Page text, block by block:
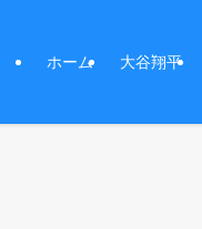
ホーム 大谷翔平